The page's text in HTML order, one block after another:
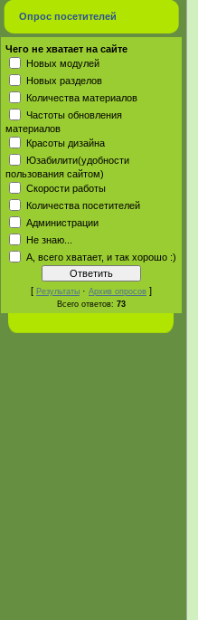
Опрос посетителей
Чего не хватает на сайте
Новых модулей
Новых разделов
Количества материалов
Частоты обновления
материалов
Красоты дизайна
Юзабилити(удобности
пользования сайтом)
Скорости работы
Количества посетителей
Администрации
Не знаю...
А, всего хватает, и так хорошо :)
[ Результаты · Архив опросов ]
Всего ответов: 73